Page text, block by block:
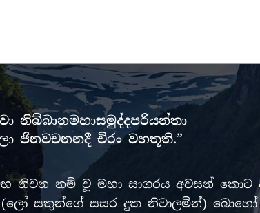
නිබ්බානමහාසමුද්දපරියන්තා
ජිනවචනනදී චිරං වහතූති.”
නිවන නම් වූ මහා සාගරය අවසන් කොට
සතුන්ගේ සසර දුක නිවාලමින්) බොහෝ